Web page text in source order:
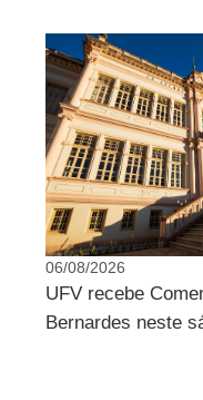
06/08/2026
UFV recebe
Bernardes neste